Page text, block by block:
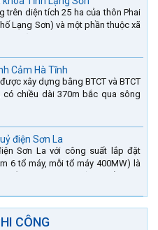
trên diện tích 25 ha của thôn Phai
Lạng Sơn) và một phần thuộc xã
Cảm Hà Tĩnh
xây dựng bằng BTCT và BTCT
có chiều dài 370m bắc qua sông
điện Sơn La
Sơn La với công suất lắp đặt
6 tổ máy, mỗi tổ máy 400MW) là
CÔNG